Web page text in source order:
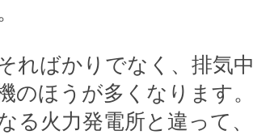
ればかりでなく、排気
のほうが多くなります
る火力発電所と違って